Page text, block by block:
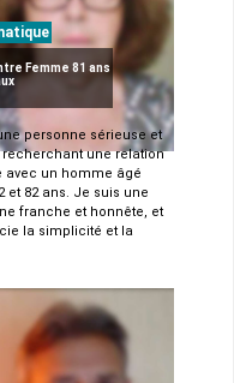
Femme 81 ans
personne sérieuse et
une relation
avec un homme âgé
et 82 ans. Je suis une
franche et honnête, et
la simplicité et la